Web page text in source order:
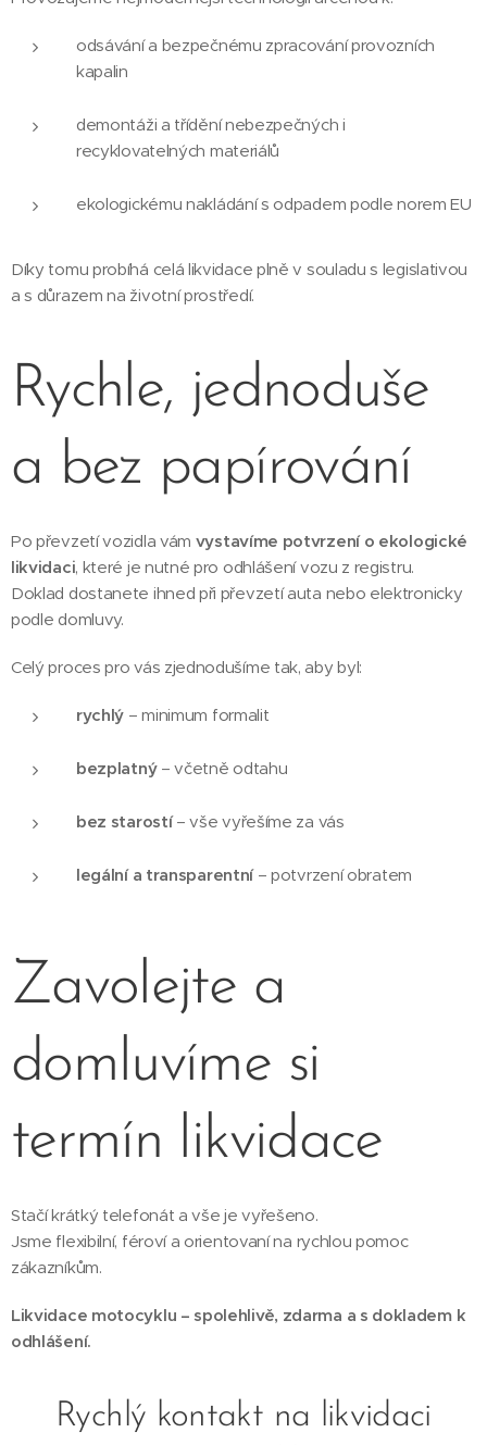
odsávání a bezpečnému zpracování provozních
kapalin
demontáži a třídění nebezpečných i
recyklovatelných materiálů
ekologickému nakládání s odpadem podle norem EU
Díky tomu probíhá celá likvidace plně v souladu s legislativou
a s důrazem na životní prostředí.
Rychle, jednoduše
a bez papírování
Po převzetí vozidla vám vystavíme potvrzení o ekologické
likvidaci, které je nutné pro odhlášení vozu z registru.
Doklad dostanete ihned při převzetí auta nebo elektronicky
podle domluvy.
Celý proces pro vás zjednodušíme tak, aby byl:
rychlý – minimum formalit
bezplatný– včetně odtahu
bez starostí– vše vyřešíme za vás
legální a transparentní– potvrzení obratem
Zavolejte a
domluvíme si
termín likvidace
Stačí krátký telefonát a vše je vyřešeno.
Jsme flexibilní, féroví a orientovaní na rychlou pomoc
zákazníkům.
Likvidace motocyklu – spolehlivě, zdarma a s dokladem k
odhlášení.
Rychlý kontakt na likvidaci